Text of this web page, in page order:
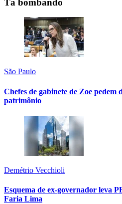
São Paulo
Chefes de gabinete de Zoe pedem
patrimônio
Demétrio Vecchioli
Esquema de ex-governador leva
Faria Lima